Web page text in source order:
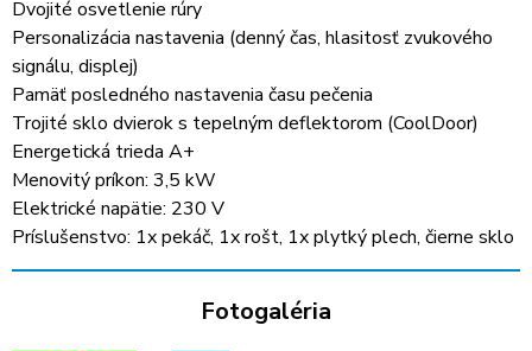
Dvojité osvetlenie rúry
Personalizácia nastavenia (denný čas, hlasitosť zvukového
signálu, displej)
Pamäť posledného nastavenia času pečenia
Trojité sklo dvierok s tepelným deflektorom (CoolDoor)
Energetická trieda A+
Menovitý príkon: 3,5 kW
Elektrické napätie: 230 V
Príslušenstvo: 1x pekáč, 1x rošt, 1x plytký plech, čierne sklo
Fotogaléria